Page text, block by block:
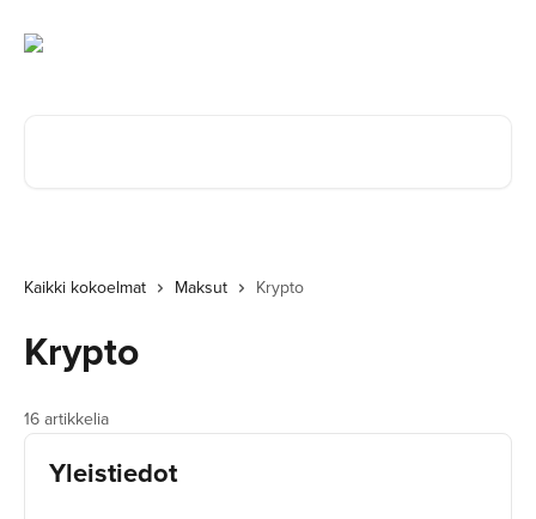
Kaikki kokoelmat Maksut Krypto
Krypto
16 artikkelia
Yleistiedot